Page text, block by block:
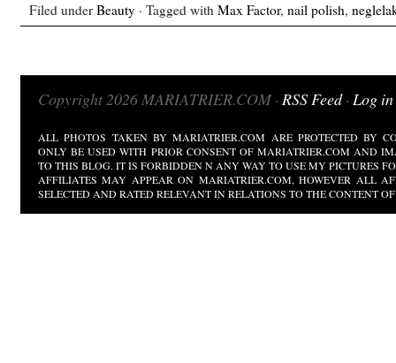
Filed under Beauty · Tagged with Max Factor, nail polish,
Copyright 2026 MARIATRIER.COM · RSS Feed· Log in
ALL PHOTOS TAKEN BY MARIATRIER.COM ARE PROTECTED BY
ONLY BE USED WITH PRIOR CONSENT OF MARIATRIER.COM AND
TO THIS BLOG. IT IS FORBIDDEN N ANY WAY TO USE MY PICTURES
AFFILIATES MAY APPEAR ON MARIATRIER.COM, HOWEVER ALL
SELECTED AND RATED RELEVANT IN RELATIONS TO THE CONTENT